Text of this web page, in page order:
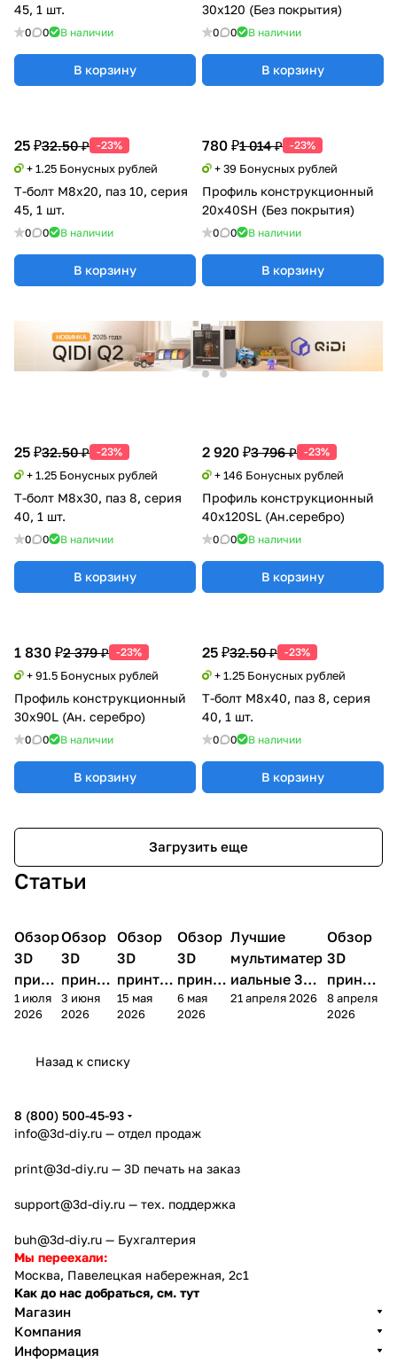
30х120 (Без покрытия)
0 0 В наличии
В корзину
25 ₽32.50 ₽ -23%
+ 1.25 Бонусных рублей
Т-болт М8х20, паз 10, серия
45, 1 шт.
0 0 В наличии
В корзину
780 ₽1 014 ₽ -23%
+ 39 Бонусных рублей
Профиль конструкционный
20х40SH (Без покрытия)
0 0 В наличии
В корзину
25 ₽32.50 ₽ -23%
+ 1.25 Бонусных рублей
Т-болт М8х30, паз 8, серия
40, 1 шт.
0 0 В наличии
В корзину
2 920 ₽3 796 ₽ -23%
+ 146 Бонусных рублей
Профиль конструкционный
40х120SL (Ан.серебро)
0 0 В наличии
В корзину
45, 1 шт.
0 0 В наличии
В корзину
1 830 ₽2 379 ₽ -23%
+ 91.5 Бонусных рублей
Профиль конструкционный
30х90L (Ан. серебро)
0 0 В наличии
В корзину
25 ₽32.50 ₽ -23%
+ 1.25 Бонусных рублей
Т-болт М8х40, паз 8, серия
40, 1 шт.
0 0 В наличии
В корзину
Загрузить еще
Статьи
3D
принтеры
Обзор
3D
принт
ера
Bamb
1 июля
2026
3D
принтеры
Обзор
3D
принте
ра
Anycubi
4
3 июня
2026
3D
принтеры
Обзор
3D
принтер
а
FlashFo
Creator
15 мая
2026
3D
принтеры
Обзор
3D
принте
ра
Bambu
6 мая
2026
3D принтеры
Лучшие
мультиматер
иальные 3D
принтеры на
21 апреля 2026
3D
Обзор
3D
принте
ра
FlashF
8 апреля
2026
Назад к списку
8 (800) 500-45-93
info@3d-diy.ru — отдел продаж
print@3d-diy.ru — 3D печать на заказ
support@3d-diy.ru — тех. поддержка
buh@3d-diy.ru — Бухгалтерия
Мы переехали:
Москва, Павелецкая набережная, 2с1
Как до нас добраться, см. тут
Магазин
Компания
Информация